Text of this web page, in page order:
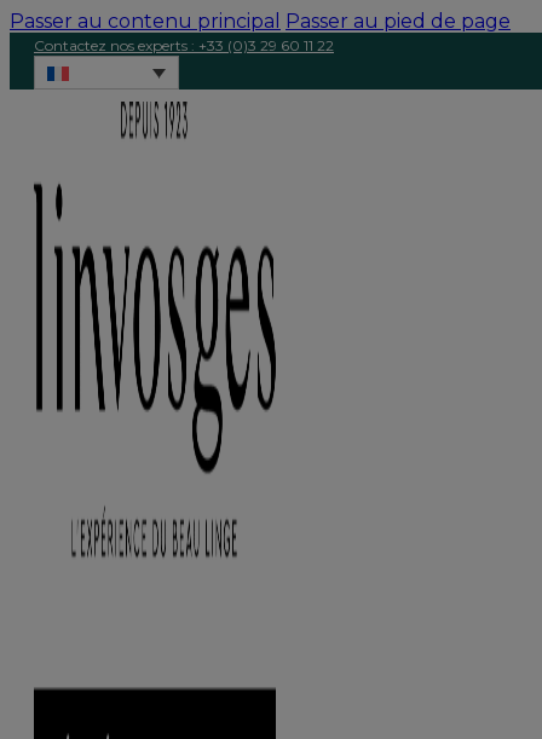
Passer au contenu principal Passer au pied de page
Contactez nos experts : +33 (0)3 29 60 11 22